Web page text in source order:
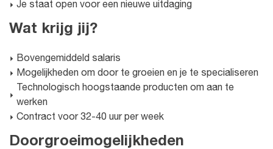
Je staat open voor een nieuwe uitdaging
Wat krijg jij?
Bovengemiddeld salaris
Mogelijkheden om door te groeien en je te specialiseren
Technologisch hoogstaande producten om aan te
werken
Contract voor 32-40 uur per week
Doorgroeimogelijkheden